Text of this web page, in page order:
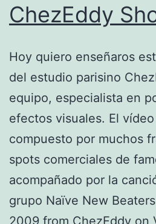
ChezEddy
Hoy quiero enseñaros
del estudio parisino
equipo, especialista en
efectos visuales. El
compuesto por muchos
spots comerciales de
acompañado por la
grupo Naïve New
2009 from ChezEddy on